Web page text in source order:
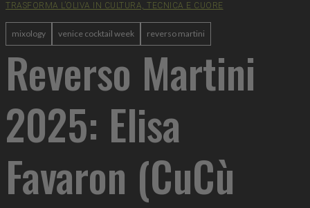
TRASFORMA L’OLIVA IN CULTURA, TECNICA E CUORE
mixology venice cocktail week reverso martini
Reverso Martini
2025: Elisa
Favaron (CuCù